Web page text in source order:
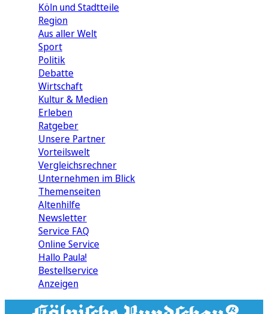
Köln und Stadtteile
Region
Aus aller Welt
Sport
Politik
Debatte
Wirtschaft
Kultur & Medien
Erleben
Ratgeber
Unsere Partner
Vorteilswelt
Vergleichsrechner
Unternehmen im Blick
Themenseiten
Altenhilfe
Newsletter
Service FAQ
Online Service
Hallo Paula!
Bestellservice
Anzeigen